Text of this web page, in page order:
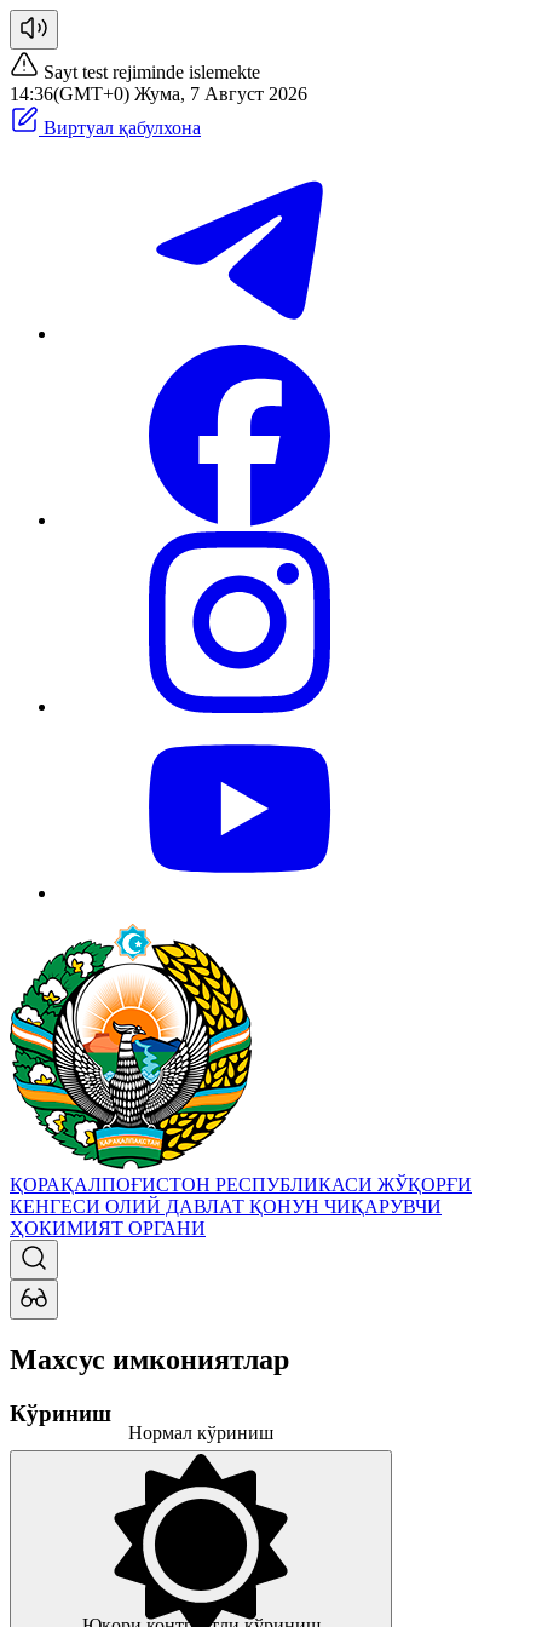
Sayt test rejiminde islemekte
14:36(GMT+0) Жума, 7 Август 2026
Виртуал қабулхона
ҚОРАҚАЛПОҒИСТОН РЕСПУБЛИКАСИ ЖЎҚОРҒИ
КЕНГЕСИ ОЛИЙ ДАВЛАТ ҚОНУН ЧИҚАРУВЧИ
ҲОКИМИЯТ ОРГАНИ
Махсус имкониятлар
Кўриниш
Нормал кўриниш